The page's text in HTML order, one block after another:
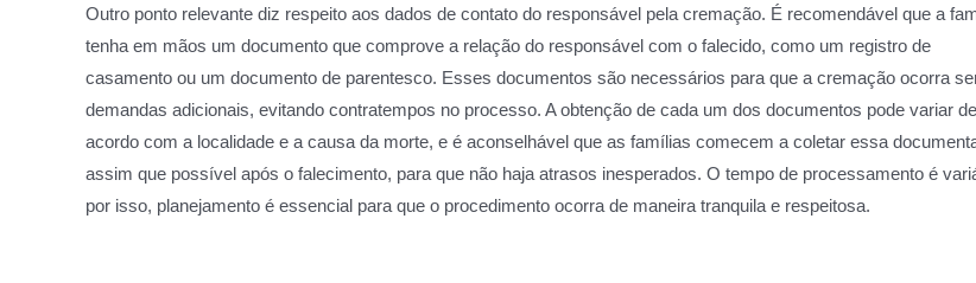
Outro ponto relevante diz respeito aos dados de contato do responsável pela cremação. É recomendável que a
tenha em mãos um documento que comprove a relação do responsável com o falecido, como um registro de
casamento ou um documento de parentesco. Esses documentos são necessários para que a cremação ocorra
demandas adicionais, evitando contratempos no processo. A obtenção de cada um dos documentos pode variar de
acordo com a localidade e a causa da morte, e é aconselhável que as famílias comecem a coletar essa
assim que possível após o falecimento, para que não haja atrasos inesperados. O tempo de processamento é
por isso, planejamento é essencial para que o procedimento ocorra de maneira tranquila e respeitosa.